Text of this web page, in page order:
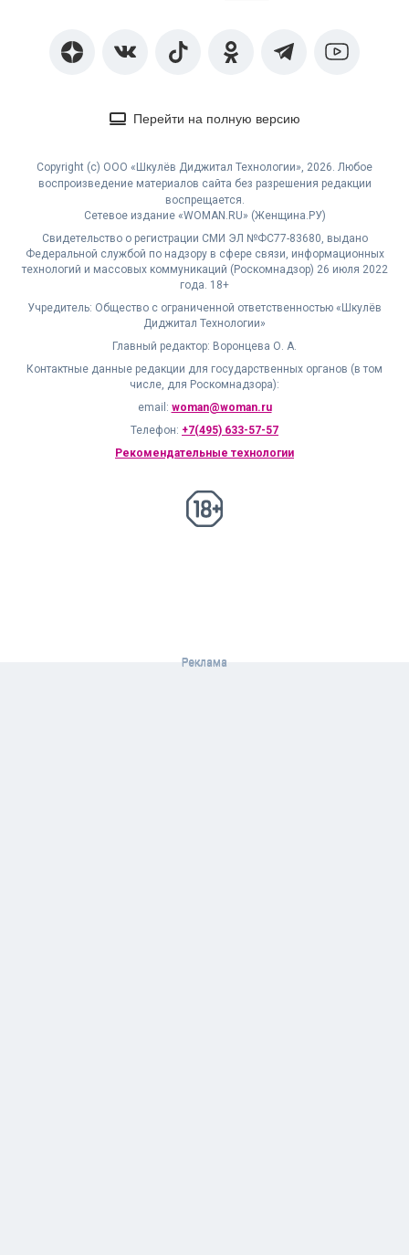
Перейти на полную версию
Copyright (с) ООО «Шкулёв Диджитал Технологии», 2026. Любое
воспроизведение материалов сайта без разрешения редакции
воспрещается.
Сетевое издание «WOMAN.RU» (Женщина.РУ)
Свидетельство о регистрации СМИ ЭЛ №ФС77-83680, выдано
Федеральной службой по надзору в сфере связи, информационных
технологий и массовых коммуникаций (Роскомнадзор) 26 июля 2022
года. 18+
Учредитель: Общество с ограниченной ответственностью «Шкулёв
Диджитал Технологии»
Главный редактор: Воронцева О. А.
Контактные данные редакции для государственных органов (в том
числе, для Роскомнадзора):
email: woman@woman.ru
Телефон: +7(495) 633-57-57
Рекомендательные технологии
18+